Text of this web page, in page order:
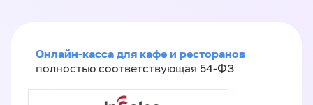
Онлайн-касса для кафе и ресторанов
полностью соответствующая 54-ФЗ